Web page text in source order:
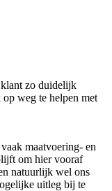
zo duidelijk
weg te helpen met
maatvoering- en
om hier vooraf
natuurlijk wel ons
uitleg bij te